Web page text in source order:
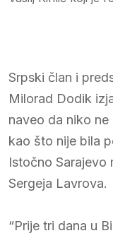
Srpski član i
Milorad Dodik
naveo da niko
kao što nije bila
Istočno Sarajevo
Sergeja Lavrova.
“Prije tri dana u